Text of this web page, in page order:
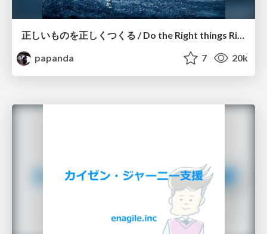
正しいものを正しくつくる / Do the Right things Right
papanda
7 20k